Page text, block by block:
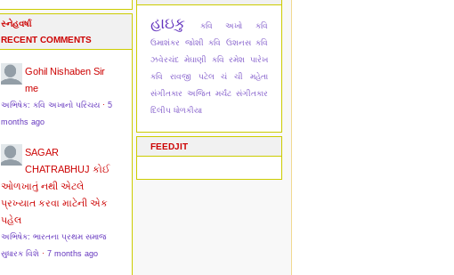
સ્નેહવર્ષા
RECENT COMMENTS
Gohil Nishaben Sir
me
અભિષેક: કવિ અખાનો પરિચય · 5
months ago
SAGAR
CHATRABHUJ કોઈ
ઓળખાતું નથી એટલે
પ્રખ્યાત કરવા માટેની એક
પહેલ
અભિષેક: ભારતના પ્રથમ સમાજ
સુધારક વિશે · 7 months ago
હાઇકુ કવિ અખો
કવિ
ઉમાશંકર જોશી કવિ ઉશનસ કવિ
ઝવેરચંદ મેઘાણી
કવિ રમેશ પારેખ
કવિ રાવજી પટેલ
ચં ચી મહેતા
સંગીતકાર અજિત મર્ચંટ સંગીતકાર
દિલીપ ધોળકીયા
FEEDJIT